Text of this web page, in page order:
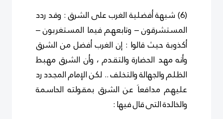
(6) شبهة أفضلية الغرب على الشرق : وقد ردد
المستشرقون – وتابعهم فيما المستغربون –
أكذوبة حيث قالوا : إن الغرب أفضل من الشرق
وأنه مهد الحضارة والتقدم ، وأن الشرق مهبط
الظلم والجهالة والتخلف .. لكن الإمام المجدد رد
عليهم مدافعاَ عن الشرق بمقولته الحاسمة
والخالدة التى قال فيها :